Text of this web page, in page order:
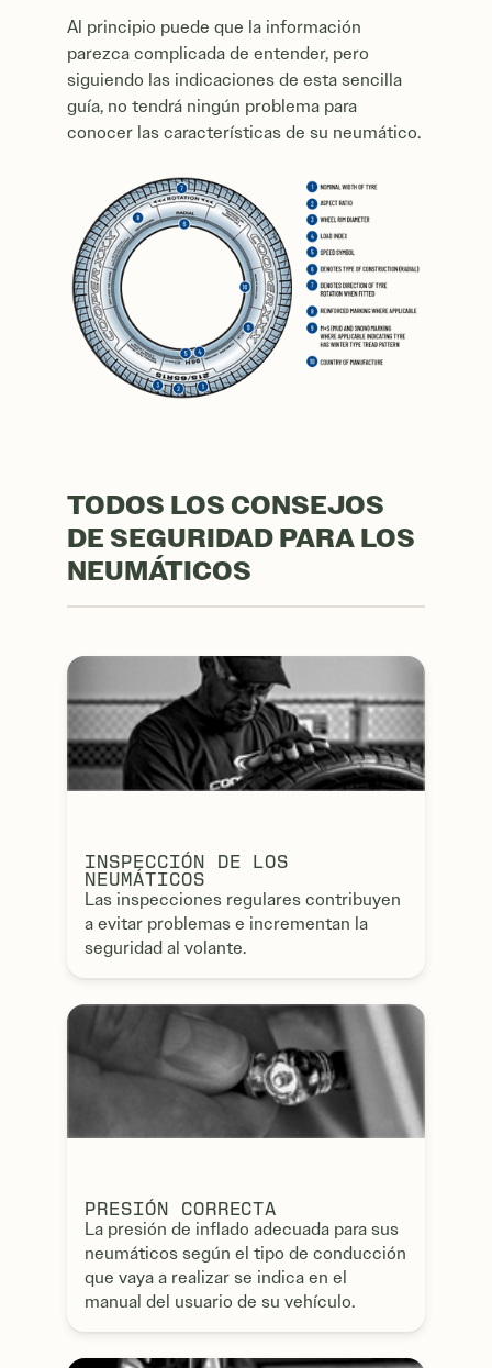
Al principio puede que la información
parezca complicada de entender, pero
siguiendo las indicaciones de esta sencilla
guía, no tendrá ningún problema para
conocer las características de su neumático.
TODOS LOS CONSEJOS
DE SEGURIDAD PARA LOS
NEUMÁTICOS
INSPECCIÓN DE LOS
NEUMÁTICOS
Las inspecciones regulares contribuyen
a evitar problemas e incrementan la
seguridad al volante.
PRESIÓN CORRECTA
La presión de inflado adecuada para sus
neumáticos según el tipo de conducción
que vaya a realizar se indica en el
manual del usuario de su vehículo.